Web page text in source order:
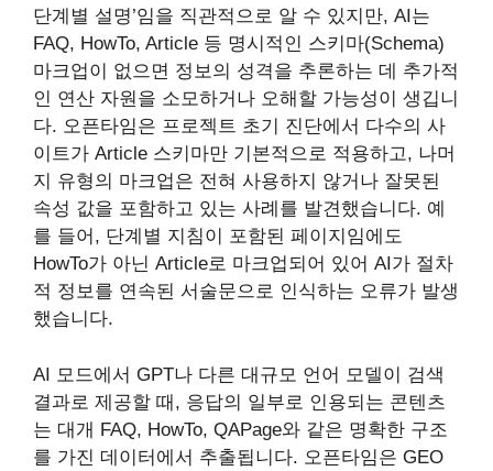
단계별 설명’임을 직관적으로 알 수 있지만, AI는
FAQ, HowTo, Article 등 명시적인 스키마(Schema)
마크업이 없으면 정보의 성격을 추론하는 데 추가적
인 연산 자원을 소모하거나 오해할 가능성이 생깁니
다. 오픈타임은 프로젝트 초기 진단에서 다수의 사
이트가 Article 스키마만 기본적으로 적용하고, 나머
지 유형의 마크업은 전혀 사용하지 않거나 잘못된
속성 값을 포함하고 있는 사례를 발견했습니다. 예
를 들어, 단계별 지침이 포함된 페이지임에도
HowTo가 아닌 Article로 마크업되어 있어 AI가 절차
적 정보를 연속된 서술문으로 인식하는 오류가 발생
했습니다.
AI 모드에서 GPT나 다른 대규모 언어 모델이 검색
결과로 제공할 때, 응답의 일부로 인용되는 콘텐츠
는 대개 FAQ, HowTo, QAPage와 같은 명확한 구조
를 가진 데이터에서 추출됩니다. 오픈타임은 GEO